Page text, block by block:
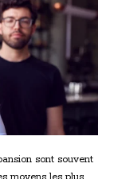
sont souvent